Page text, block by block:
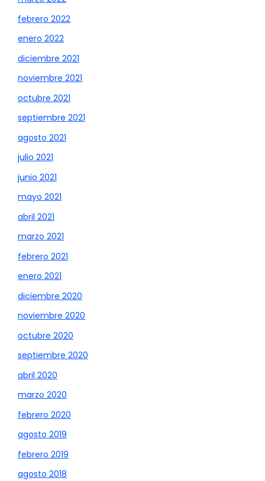
febrero 2022
enero 2022
diciembre 2021
noviembre 2021
octubre 2021
septiembre 2021
agosto 2021
julio 2021
junio 2021
mayo 2021
abril 2021
marzo 2021
febrero 2021
enero 2021
diciembre 2020
noviembre 2020
octubre 2020
septiembre 2020
abril 2020
marzo 2020
febrero 2020
agosto 2019
febrero 2019
agosto 2018